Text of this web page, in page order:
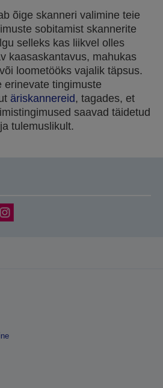
õige skanneri valimine teie
sobitamist skannerite
selleks kas liikvel olles
kaasaskantavus, mahukas
loometööks vajalik täpsus.
erinevate tingimuste
äriskannereid, tagades, et
saavad täidetud
tulemuslikult.